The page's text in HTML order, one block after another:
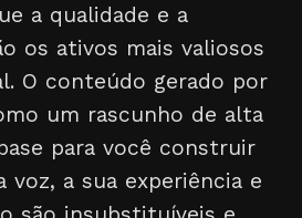
a qualidade e a
os ativos mais valiosos
O conteúdo gerado por
um rascunho de alta
para você construir
voz, a sua experiência e